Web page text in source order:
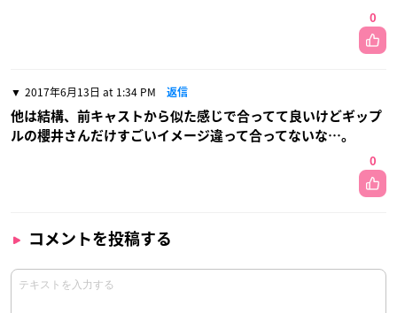
0
2017年6月13日 at 1:34 PM 返信
他は結構、前キャストから似た感じで合ってて良いけどギップ
ルの櫻井さんだけすごいイメージ違って合ってないな…。
0
コメントを投稿する